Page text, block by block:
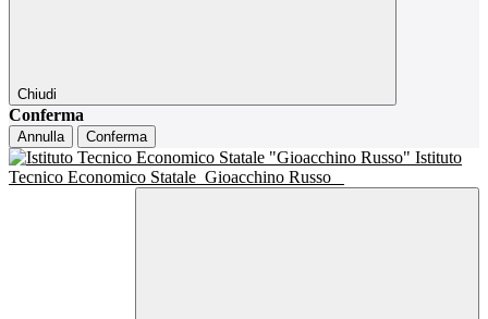
Chiudi
Conferma
Annulla Conferma
Istituto
Tecnico Economico Statale Gioacchino Russo